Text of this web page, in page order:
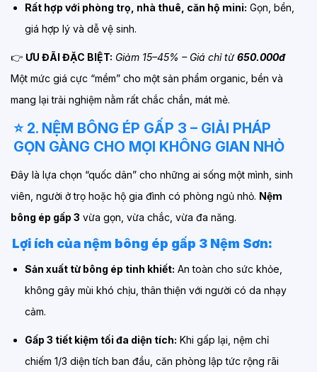
Rất hợp với phòng trọ, nhà thuê, căn hộ mini: Gọn, bền,
giá hợp lý và dễ vệ sinh.
👉 ƯU ĐÃI ĐẶC BIỆT: Giảm 15–45% – Giá chỉ từ650.000đ
Một mức giá cực “mềm” cho một sản phẩm organic, bền và
mang lại trải nghiệm nằm rất chắc chắn, mát mẻ.
⭐ 2. NỆM BÔNG ÉP GẤP 3 – GIẢI PHÁP
GỌN GÀNG CHO MỌI KHÔNG GIAN NHỎ
Đây là lựa chọn “quốc dân” cho những ai sống một mình, sinh
viên, người ở trọ hoặc hộ gia đình có phòng ngủ nhỏ. Nệm
bông ép gấp 3 vừa gọn, vừa chắc, vừa đa năng.
Lợi ích của nệm bông ép gấp 3 Nệm Sơn:
Sản xuất từ bông ép tinh khiết: An toàn cho sức khỏe,
không gây mùi khó chịu, thân thiện với người có da nhạy
cảm.
Gấp 3 tiết kiệm tối đa diện tích: Khi gấp lại, nệm chỉ
chiếm 1/3 diện tích ban đầu, căn phòng lập tức rộng rãi